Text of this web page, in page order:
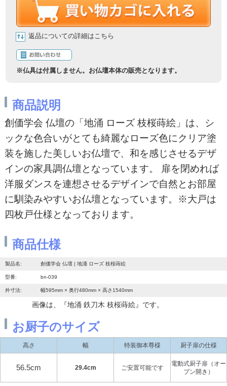
返品についての詳細はこちら
商品説明
創価学会 仏壇の「地涌 ローズ 枝桜蒔絵」は、シ
ックな色合いがとても綺麗なローズ色にクリア塗
装を施した美しいお仏壇で、和を感じさせるデザ
インの家具調仏壇となっています。 扉を閉めれば
洋服ダンスを連想させるデザインで自然とお部屋
に馴染みやすいお仏壇となっています。※大戸は
四枚戸仕様となっております。
商品仕様
製品名: 創価学会 仏壇 | 地涌 ローズ 枝桜蒔絵
型番: bn-039
外寸法: 幅595mm × 奥行480mm × 高さ1540mm
画像は、『地涌 鉄刀木 枝桜蒔絵』です。
お厨子のサイズ
高さ 幅 特装御本尊様 厨子扉の仕様
56.5cm 29.4cm ご安置可能です
電動式厨子扉（オー
プン開き）